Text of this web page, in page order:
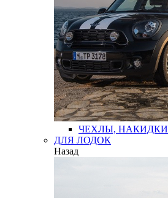
ЧЕХЛЫ, НАКИДКИ
ДЛЯ ЛОДОК
Назад